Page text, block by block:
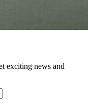
exciting news and